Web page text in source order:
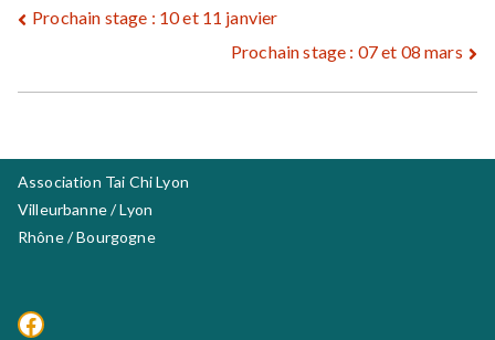
Navigation
Prochain stage : 10 et 11 janvier
Prochain stage : 07 et 08 mars
Association Tai Chi Lyon
Villeurbanne / Lyon
Rhône / Bourgogne
Facebook